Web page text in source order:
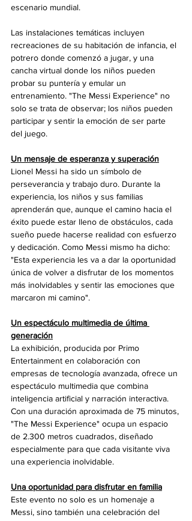
escenario mundial.
Las instalaciones temáticas incluyen
recreaciones de su habitación de infancia, el
potrero donde comenzó a jugar, y una
cancha virtual donde los niños pueden
probar su puntería y emular un
entrenamiento. "The Messi Experience" no
solo se trata de observar; los niños pueden
participar y sentir la emoción de ser parte
del juego.
Un mensaje de esperanza y superación
Lionel Messi ha sido un símbolo de
perseverancia y trabajo duro. Durante la
experiencia, los niños y sus familias
aprenderán que, aunque el camino hacia el
éxito puede estar lleno de obstáculos, cada
sueño puede hacerse realidad con esfuerzo
y dedicación. Como Messi mismo ha dicho:
"Esta experiencia les va a dar la oportunidad
única de volver a disfrutar de los momentos
más inolvidables y sentir las emociones que
marcaron mi camino".
Un espectáculo multimedia de última
generación
La exhibición, producida por Primo
Entertainment en colaboración con
empresas de tecnología avanzada, ofrece un
espectáculo multimedia que combina
inteligencia artificial y narración interactiva.
Con una duración aproximada de 75 minutos,
"The Messi Experience" ocupa un espacio
de 2.300 metros cuadrados, diseñado
especialmente para que cada visitante viva
una experiencia inolvidable.
Una oportunidad para disfrutar en familia
Este evento no solo es un homenaje a
Messi, sino también una celebración del